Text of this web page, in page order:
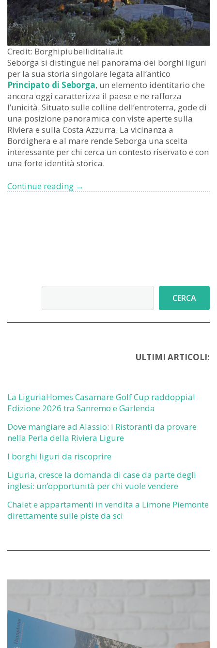
Credit: Borghipiubelliditalia.it
Seborga si distingue nel panorama dei borghi liguri
per la sua storia singolare legata all’antico
Principato di Seborga, un elemento identitario che
ancora oggi caratterizza il paese e ne rafforza
l’unicità. Situato sulle colline dell’entroterra, gode di
una posizione panoramica con viste aperte sulla
Riviera e sulla Costa Azzurra. La vicinanza a
Bordighera e al mare rende Seborga una scelta
interessante per chi cerca un contesto riservato e con
una forte identità storica.
Continue reading I→
CERCA
ULTIMI ARTICOLI:
La LiguriaHomes Casamare Golf Cup raddoppia!
Edizione 2026 tra Sanremo e Garlenda
Dove mangiare ad Alassio: i Ristoranti da provare
nella Perla della Riviera Ligure
I borghi liguri da riscoprire
Liguria, cresce la domanda di case da parte degli
inglesi: un’opportunità per chi vuole vendere
Chalet e appartamenti in vendita a Limone Piemonte
direttamente sulle piste da sci